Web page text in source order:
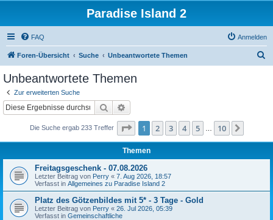
Paradise Island 2
FAQ Anmelden
Foren-Übersicht Suche Unbeantwortete Themen
Unbeantwortete Themen
Zur erweiterten Suche
Suche
Die Suche ergab 233 Treffer Seite 1von 10
1 2 3 4 5 10
Themen
Freitagsgeschenk - 07.08.2026
Letzter Beitrag von Perry « 7. Aug 2026, 18:57
Verfasst in Allgemeines zu Paradise Island 2
Platz des Götzenbildes mit 5* - 3 Tage - Gold
Letzter Beitrag von Perry « 26. Jul 2026, 05:39
Verfasst in Gemeinschaftliche